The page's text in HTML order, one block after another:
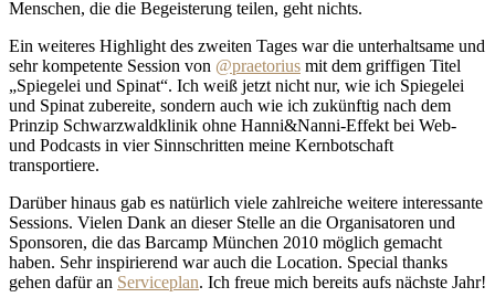
Menschen, die die Begeisterung teilen, geht nichts.
Ein weiteres Highlight des zweiten Tages war die unterhaltsame und
sehr kompetente Session von @praetorius mit dem griffigen Titel
„Spiegelei und Spinat“. Ich weiß jetzt nicht nur, wie ich Spiegelei
und Spinat zubereite, sondern auch wie ich zukünftig nach dem
Prinzip Schwarzwaldklinik ohne Hanni&Nanni-Effekt bei Web-
und Podcasts in vier Sinnschritten meine Kernbotschaft
transportiere.
Darüber hinaus gab es natürlich viele zahlreiche weitere interessante
Sessions. Vielen Dank an dieser Stelle an die Organisatoren und
Sponsoren, die das Barcamp München 2010 möglich gemacht
haben. Sehr inspirierend war auch die Location. Special thanks
gehen dafür an Serviceplan. Ich freue mich bereits aufs nächste Jahr!